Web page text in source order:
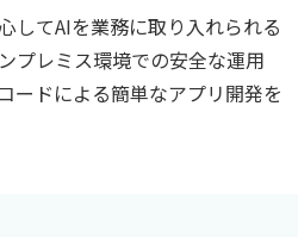
してAIを業務に取り入れられる
プレミス環境での安全な運用
ードによる簡単なアプリ開発を